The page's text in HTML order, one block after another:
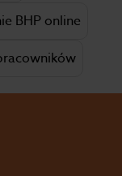
BHP online